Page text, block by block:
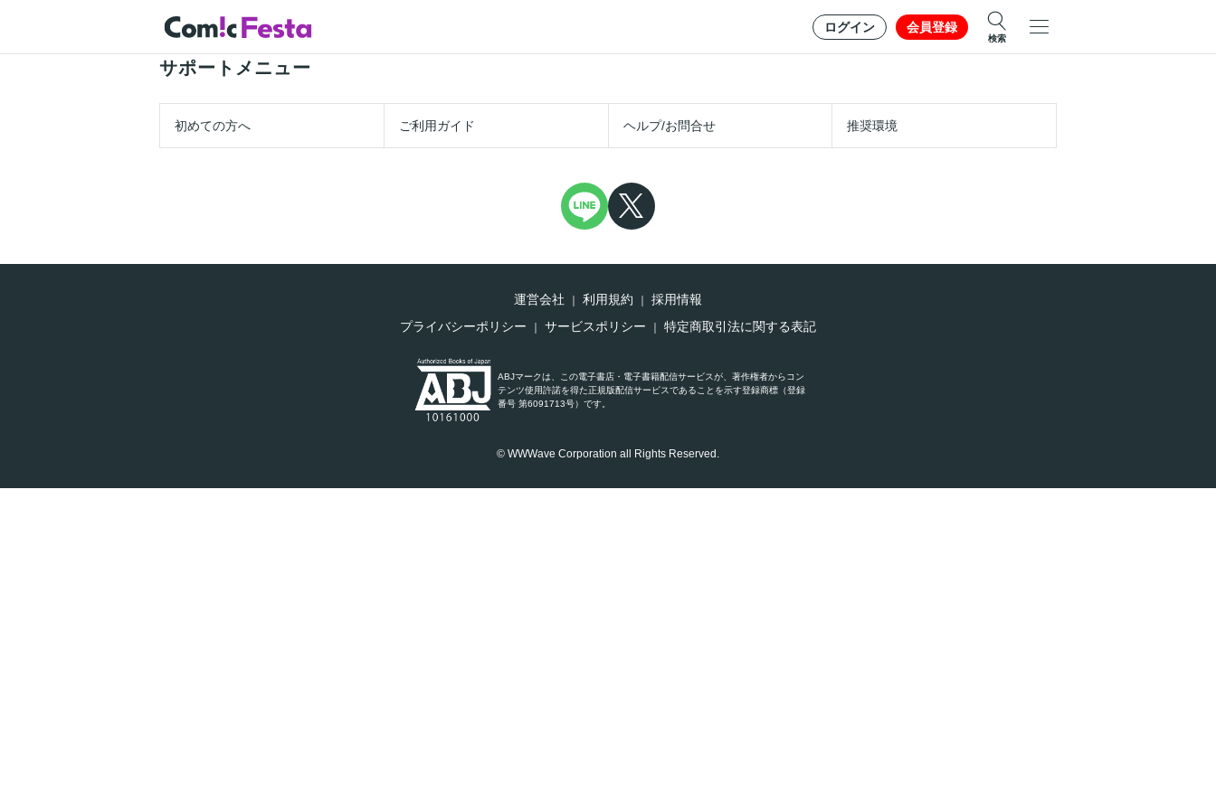
ログイン 会員登録
検索
サポートメニュー
初めての方へ ご利用ガイド ヘルプ/お問合せ 推奨環境
運営会社 利用規約
採用情報
プライバシーポリシー
サービスポリシー 特定商取引法に関する表記
ABJマークは、この電子書店・電子書籍配信サービスが、著作権者からコン
テンツ使用許諾を得た正規版配信サービスであることを示す登録商標（登録
番号 第6091713号）です。
© WWWave Corporation all Rights Reserved.